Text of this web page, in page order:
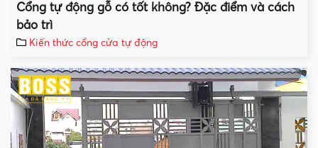
Cổng tự động gỗ có tốt không? Đặc điểm và cách
bảo trì
Kiến thức cổng cửa tự động